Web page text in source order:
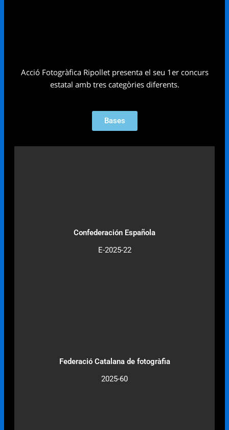
Acció Fotogràfica Ripollet presenta el seu 1er concurs
estatal amb tres categòries diferents.
Bases
Confederación Española
E-2025-22
Federació Catalana de fotogràfia
2025-60